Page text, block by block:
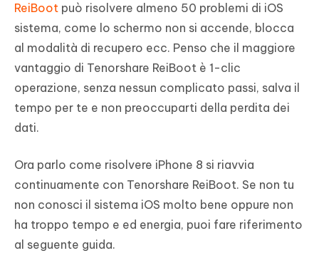
ReiBoot può risolvere almeno 50 problemi di iOS
sistema, come lo schermo non si accende, blocca
al modalità di recupero ecc. Penso che il maggiore
vantaggio di Tenorshare ReiBoot è 1-clic
operazione, senza nessun complicato passi, salva il
tempo per te e non preoccuparti della perdita dei
dati.
Ora parlo come risolvere iPhone 8 si riavvia
continuamente con Tenorshare ReiBoot. Se non tu
non conosci il sistema iOS molto bene oppure non
ha troppo tempo e ed energia, puoi fare riferimento
al seguente guida.